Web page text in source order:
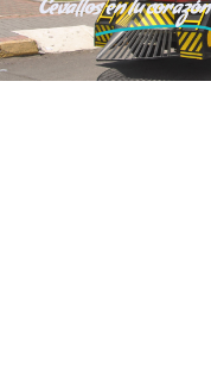
Cevallosen tu corazón